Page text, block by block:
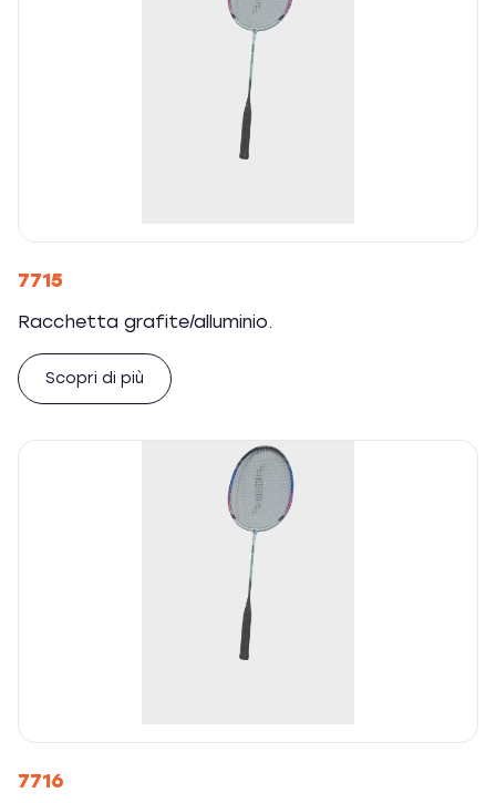
7715
Racchetta grafite/alluminio.
Scopri di più
7716